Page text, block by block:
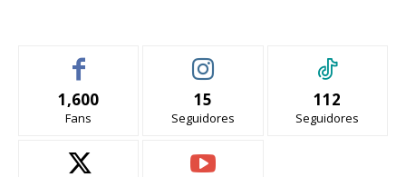
1,600
Fans
15
Seguidores
112
Seguidores